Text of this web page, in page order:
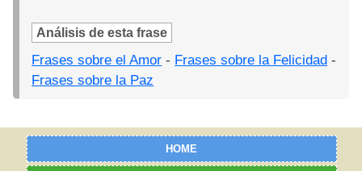
Análisis de esta frase
Frases sobre el Amor - Frases sobre la Felicidad -
Frases sobre la Paz
HOME